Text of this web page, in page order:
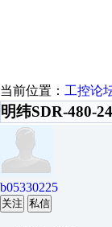
当前位置： 工控论
明纬SDR-480-
b05330225
关注 私信